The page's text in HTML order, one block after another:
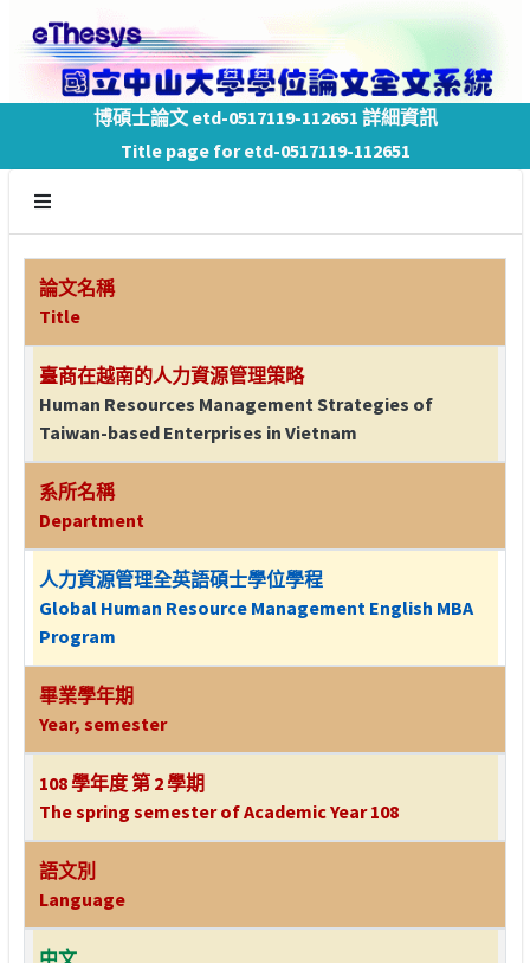
博碩士論文 etd-0517119-112651 詳細資訊
Title page for etd-0517119-112651
論文名稱
Title
臺商在越南的人力資源管理策略
Human Resources Management Strategies of
Taiwan-based Enterprises in Vietnam
系所名稱
Department
人力資源管理全英語碩士學位學程
Global Human Resource Management English MBA
Program
畢業學年期
Year, semester
108 學年度 第 2 學期
The spring semester of Academic Year 108
語文別
Language
中文